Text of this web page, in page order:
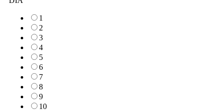
1
2
3
4
5
6
7
8
9
10